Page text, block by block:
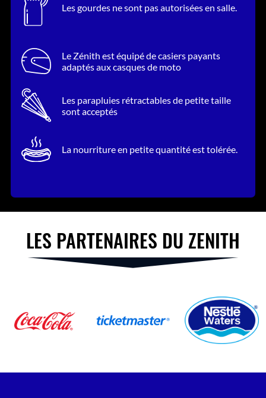
Les gourdes ne sont pas autorisées en salle.
Le Zénith est équipé de casiers payants
adaptés aux casques de moto
Les parapluies rétractables de petite taille
sont acceptés
La nourriture en petite quantité est tolérée.
LES PARTENAIRES DU ZENITH